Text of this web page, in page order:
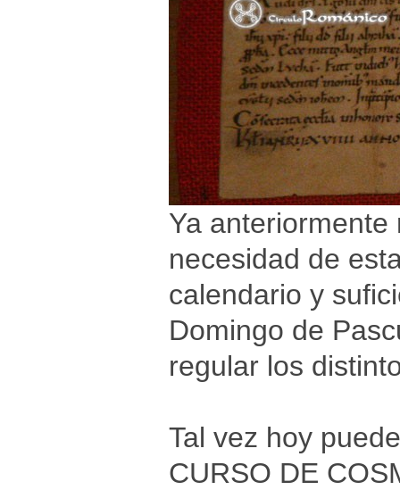
Ya
necesidad de
calendario y
Domingo de
regular los
Tal vez hoy
CURSO DE